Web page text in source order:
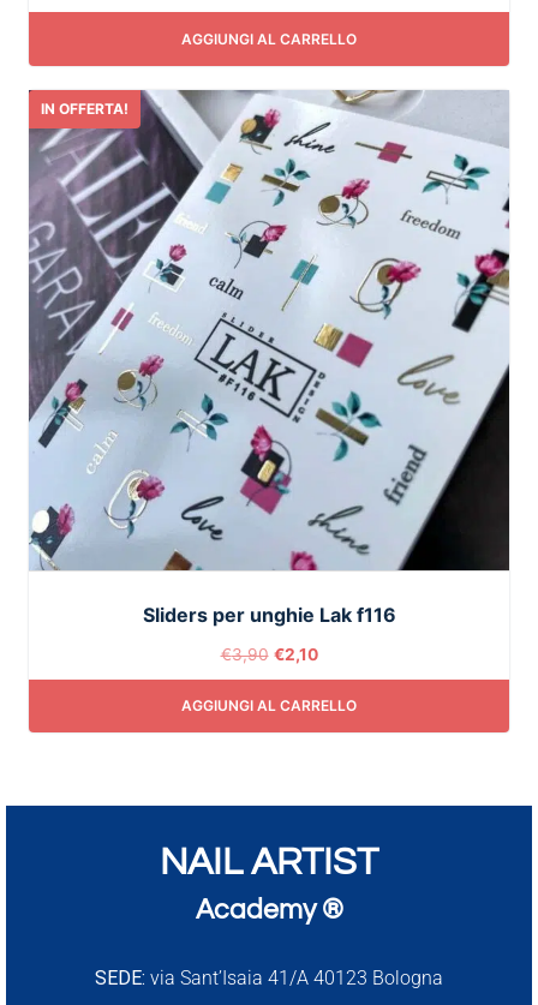
AGGIUNGI AL CARRELLO
IN OFFERTA!
Sliders per unghie Lak f116
€3,90 €2,10
AGGIUNGI AL CARRELLO
NAIL ARTIST
Academy ®
SEDE: via Sant’Isaia 41/A 40123 Bologna